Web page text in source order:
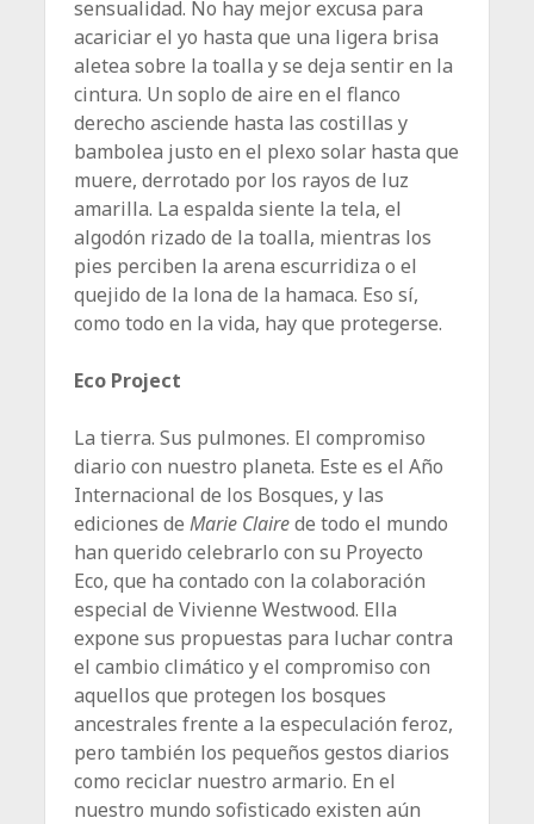
sensualidad. No hay mejor excusa para
acariciar el yo hasta que una ligera brisa
aletea sobre la toalla y se deja sentir en la
cintura. Un soplo de aire en el flanco
derecho asciende hasta las costillas y
bambolea justo en el plexo solar hasta que
muere, derrotado por los rayos de luz
amarilla. La espalda siente la tela, el
algodón rizado de la toalla, mientras los
pies perciben la arena escurridiza o el
quejido de la lona de la hamaca. Eso sí,
como todo en la vida, hay que protegerse.
Eco Project
La tierra. Sus pulmones. El compromiso
diario con nuestro planeta. Este es el Año
Internacional de los Bosques, y las
ediciones deMarie Clairede todo el mundo
han querido celebrarlo con su Proyecto
Eco, que ha contado con la colaboración
especial de Vivienne Westwood. Ella
expone sus propuestas para luchar contra
el cambio climático y el compromiso con
aquellos que protegen los bosques
ancestrales frente a la especulación feroz,
pero también los pequeños gestos diarios
como reciclar nuestro armario. En el
nuestro mundo sofisticado existen aún